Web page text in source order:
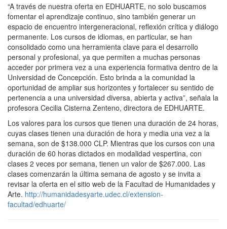
“A través de nuestra oferta en EDHUARTE, no solo buscamos
fomentar el aprendizaje continuo, sino también generar un
espacio de encuentro intergeneracional, reflexión crítica y diálogo
permanente. Los cursos de idiomas, en particular, se han
consolidado como una herramienta clave para el desarrollo
personal y profesional, ya que permiten a muchas personas
acceder por primera vez a una experiencia formativa dentro de la
Universidad de Concepción. Esto brinda a la comunidad la
oportunidad de ampliar sus horizontes y fortalecer su sentido de
pertenencia a una universidad diversa, abierta y activa”, señala la
profesora Cecilia Cisterna Zenteno, directora de EDHUARTE.
Los valores para los cursos que tienen una duración de 24 horas,
cuyas clases tienen una duración de hora y media una vez a la
semana, son de $138.000 CLP. Mientras que los cursos con una
duración de 60 horas dictados en modalidad vespertina, con
clases 2 veces por semana, tienen un valor de $267.000. Las
clases comenzarán la última semana de agosto y se invita a
revisar la oferta en el sitio web de la Facultad de Humanidades y
Arte. http://humanidadesyarte.udec.cl/extension-
facultad/edhuarte/